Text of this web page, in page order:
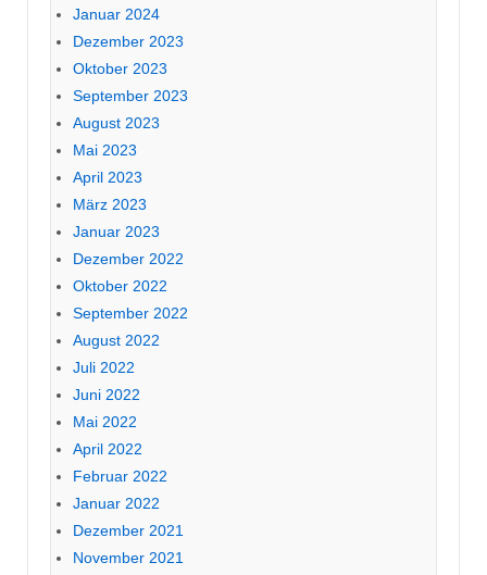
Januar 2024
Dezember 2023
Oktober 2023
September 2023
August 2023
Mai 2023
April 2023
März 2023
Januar 2023
Dezember 2022
Oktober 2022
September 2022
August 2022
Juli 2022
Juni 2022
Mai 2022
April 2022
Februar 2022
Januar 2022
Dezember 2021
November 2021